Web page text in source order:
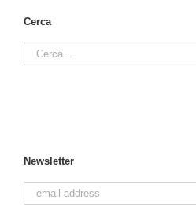
Cerca
Cerca
per:
Newsletter